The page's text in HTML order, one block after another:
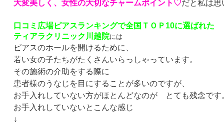
大変美しく、 女性の大切なチャームポイント♡だと私は思
口コミ広場ピアスランキングで全国ＴＯＰ10に選ばれた
ティアラクリニック川越院には
ピアスのホールを開けるために、
若い女の子たちがたくさんいらっしゃっています。
その施術の介助をする際に
患者様のうなじを目にすることが多いのですが、
お手入れしていない方がほとんどなのが とても残念です
お手入れしていないとこんな感じ
↓